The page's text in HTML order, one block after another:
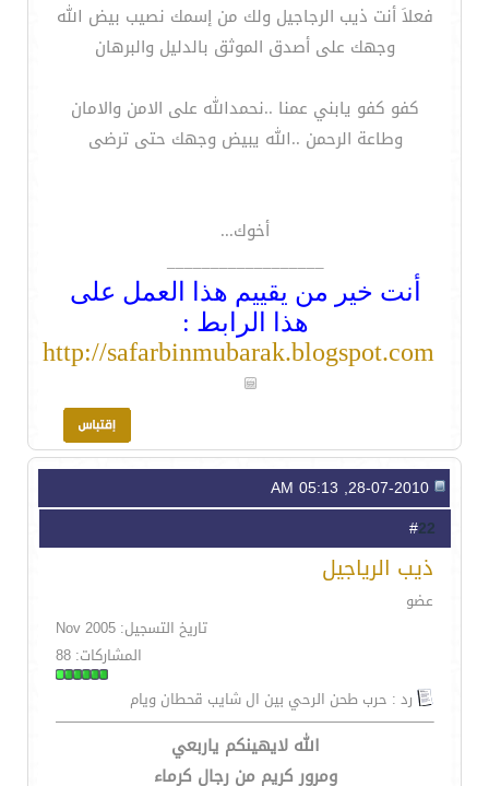
فعلاَ أنت ذيب الرجاجيل ولك من إسمك نصيب بيض الله
وجهك على أصدق الموثق بالدليل والبرهان
كفو كفو يابني عمنا ..نحمدالله على الامن والامان
وطاعة الرحمن ..الله يبيض وجهك حتى ترضى
أخوك...
__________________
أنت خير من يقييم هذا العمل على
هذا الرابط :
http://safarbinmubarak.blogspot.com
22
ذيب الرياجيل
عضو
تاريخ التسجيل: Nov 2005
المشاركات: 88
رد : حرب طحن الرحي بين ال شايب قحطان ويام
الله لايهينكم ياربعي
ومرور كريم من رجال كرماء